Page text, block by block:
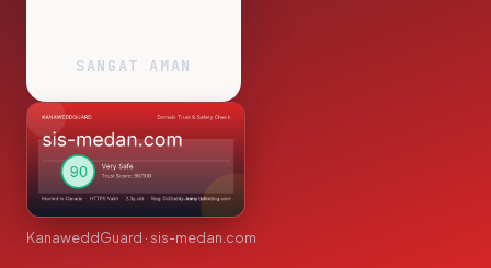
SANGAT AMAN
KanaweddGuard · sis-medan.com